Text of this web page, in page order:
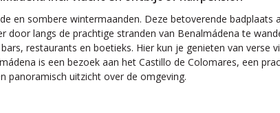
en sombere wintermaanden. Deze betoverende badplaats
langs de prachtige stranden van Benalmádena te
restaurants en boetieks. Hier kun je genieten van verse
is een bezoek aan het Castillo de Colomares, een
panoramisch uitzicht over de omgeving.